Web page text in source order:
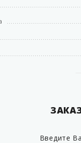
Введите